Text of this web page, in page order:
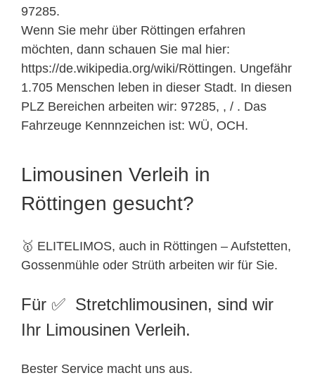
97285.
Wenn Sie mehr über Röttingen erfahren
möchten, dann schauen Sie mal hier:
https://de.wikipedia.org/wiki/Röttingen. Ungefähr
1.705 Menschen leben in dieser Stadt. In diesen
PLZ Bereichen arbeiten wir: 97285, , / . Das
Fahrzeuge Kennnzeichen ist: WÜ, OCH.
Limousinen Verleih in
Röttingen gesucht?
🥇 ELITELIMOS, auch in Röttingen – Aufstetten,
Gossenmühle oder Strüth arbeiten wir für Sie.
Für ✅ Stretchlimousinen, sind wir
Ihr Limousinen Verleih.
Bester Service macht uns aus.